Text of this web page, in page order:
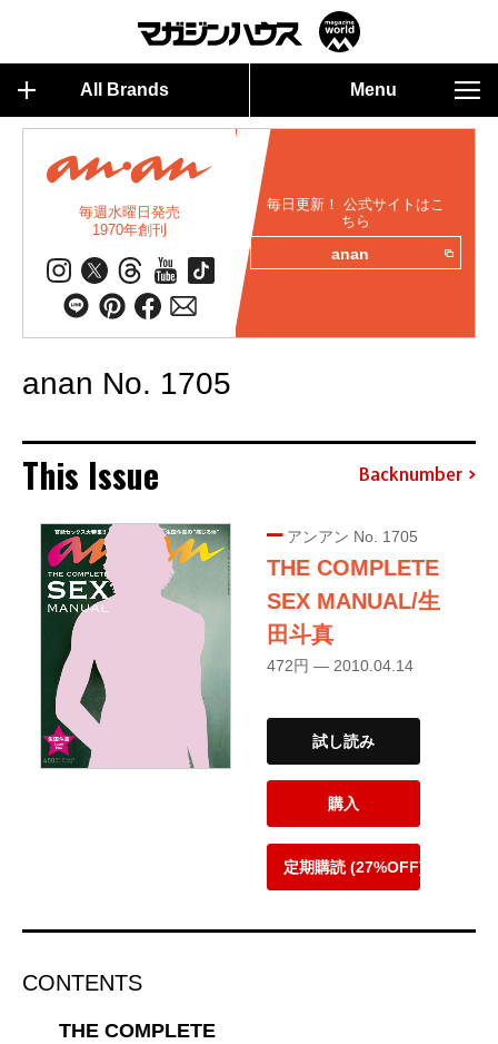
All Brands Menu
毎週水曜日発売
1970年創刊
毎日更新！ 公式サイトはこ
ちら
anan
anan No. 1705
This Issue Backnumber
アンアン No. 1705
THE COMPLETE
SEX MANUAL/生
田斗真
472円 — 2010.04.14
試し読み
購入
定期購読 (27%OFF)
CONTENTS
THE COMPLETE